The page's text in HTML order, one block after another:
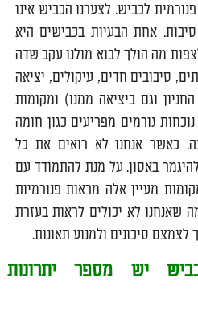
לכביש. לצערנו הכביש אינו
אחת הבעיות בכבישים היא
מה הולך לבוא מולנו עקב שדה
סיבובים חדים, עיקולים, יציאה
וגם ביציאה ממנו) ומקומות
גורמים מפריעים כגון חומה
כאשר אנחנו לא רואים את כל
באסון. על מנת להתמודד עם
מעיין אלה מראות פנורמיות
שאנחנו לא יכולים לראות בעזרת
לצמצם סיכונים ולמנוע תאונות.
יש מספר יתרונות